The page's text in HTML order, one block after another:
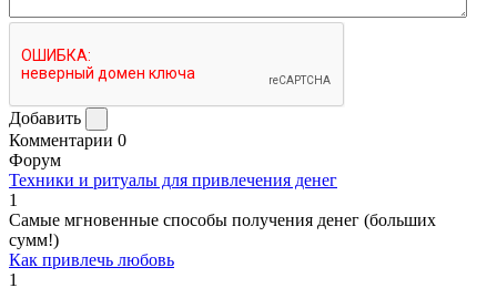
Добавить
Комментарии 0
Форум
Техники и ритуалы для привлечения денег
1
Самые мгновенные способы получения денег (больших
сумм!)
Как привлечь любовь
1